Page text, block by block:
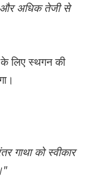
और अधिक तेजी से
लिए स्थगन की
गाथा को स्वीकार